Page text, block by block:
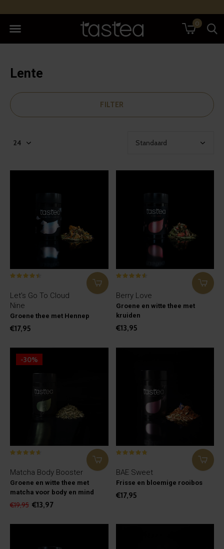
0
Lente
FILTER
Let's Go To Cloud
Nine
Groene thee met Hennep
€17,95
Berry Love
Groene en witte thee met
kruiden
€13,95
-30%
Matcha Body Booster
Groene en witte thee met
matcha voor body en mind
€19,95 €13,97
BAE Sweet
Frisse en bloemige rooibos
€17,95